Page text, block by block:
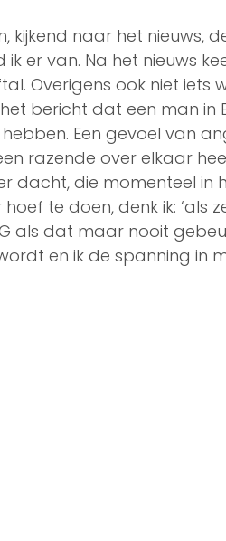
kijkend naar het nieuws,
er van. Na het nieuws
Overigens ook niet iets
bericht dat een man in
Een gevoel van
razende over elkaar
dacht, die momenteel in
te doen, denk ik: ‘als
als dat maar nooit
en ik de spanning in